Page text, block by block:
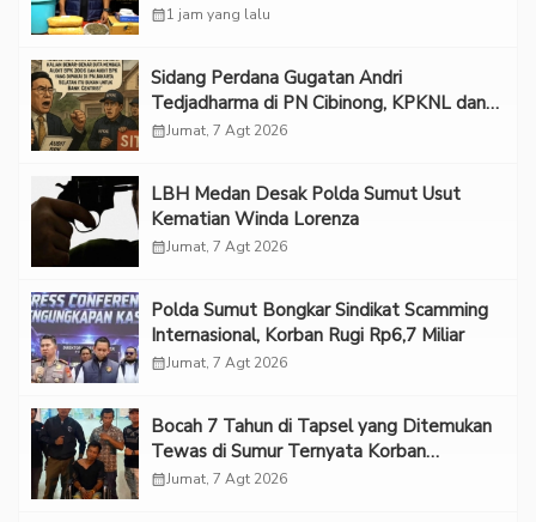
calendar_month1 jam yang lalu
Sidang Perdana Gugatan Andri
Tedjadharma di PN Cibinong, KPKNL dan
PUPN Mangkir
calendar_monthJumat, 7 Agt 2026
LBH Medan Desak Polda Sumut Usut
Kematian Winda Lorenza
calendar_monthJumat, 7 Agt 2026
Polda Sumut Bongkar Sindikat Scamming
Internasional, Korban Rugi Rp6,7 Miliar
calendar_monthJumat, 7 Agt 2026
Bocah 7 Tahun di Tapsel yang Ditemukan
Tewas di Sumur Ternyata Korban
Kekerasan Seksual
calendar_monthJumat, 7 Agt 2026